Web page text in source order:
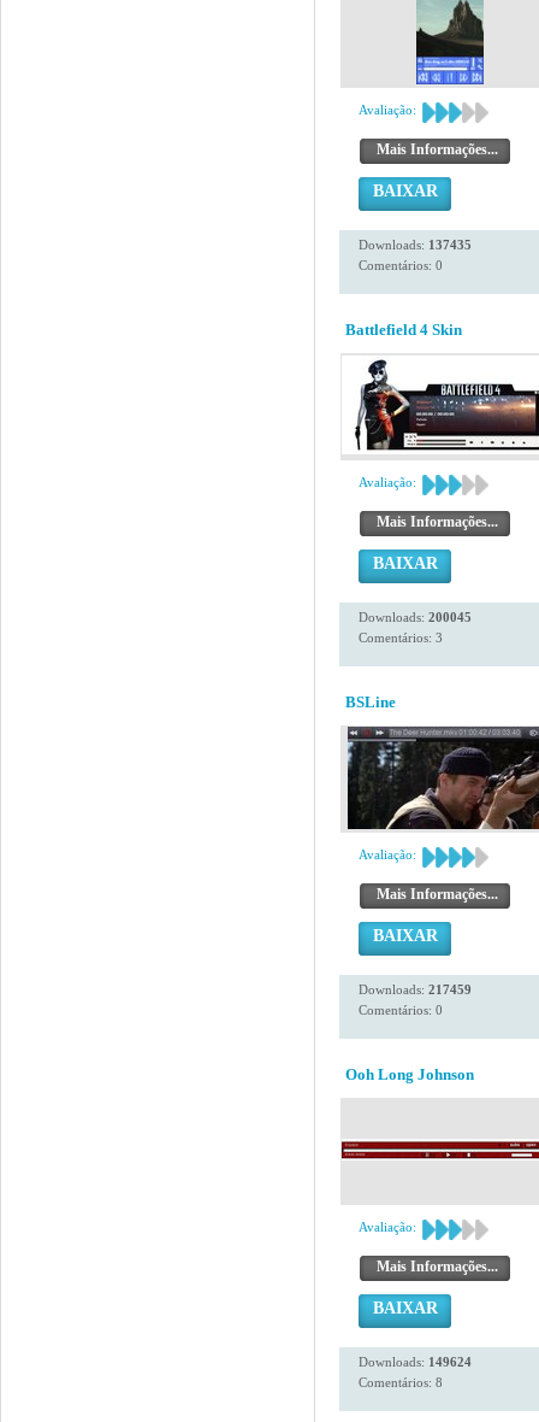
Avaliação:
Mais Informações...
BAIXAR
Downloads: 137435
Comentários: 0
Battlefield 4 Skin
Avaliação:
Mais Informações...
BAIXAR
Downloads: 200045
Comentários: 3
BSLine
Avaliação:
Mais Informações...
BAIXAR
Downloads: 217459
Comentários: 0
Ooh Long Johnson
Avaliação:
Mais Informações...
BAIXAR
Downloads: 149624
Comentários: 8